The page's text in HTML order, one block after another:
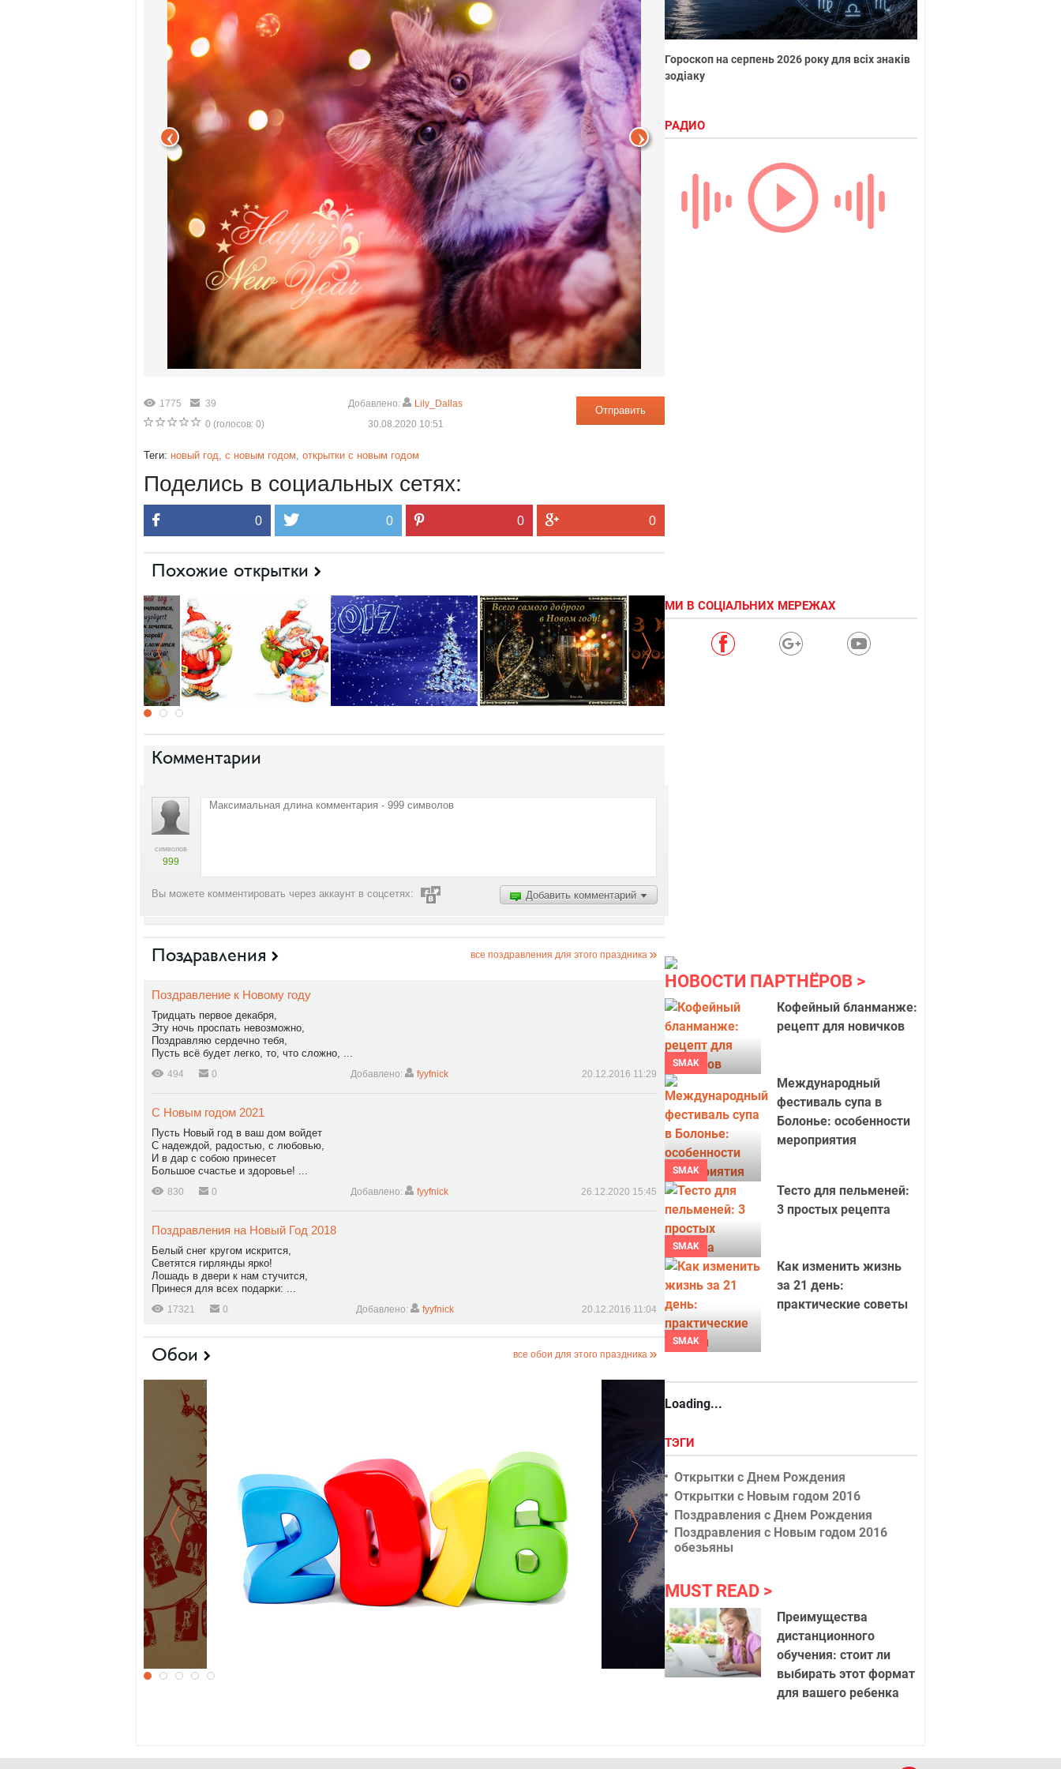
1775
39
0 (голосов: 0)
Отправить
Добавлено:
Lily_Dallas
30.08.2020 10:51
Теги: новый год, с новым годом, открытки с новым годом
Поделись в социальных сетях:
0 0 0 0
Похожие открытки
Комментарии
символов
999
Добавить комментарий
Вы можете комментировать через аккаунт в соцсетях:
Поздравления все поздравления для этого праздника
Поздравление к Новому году
Тридцать первое декабря,
Эту ночь проспать невозможно,
Поздравляю сердечно тебя,
Пусть всё будет легко, то, что сложно, ...
494 0 Добавлено: fyyfnick 20.12.2016 11:29
С Новым годом 2021
Пусть Новый год в ваш дом войдет
С надеждой, радостью, с любовью,
И в дар с собою принесет
Большое счастье и здоровье! ...
830 0 Добавлено: fyyfnick 26.12.2020 15:45
Поздравления на Новый Год 2018
Белый снег кругом искрится,
Светятся гирлянды ярко!
Лошадь в двери к нам стучится,
Принеся для всех подарки: ...
17321 0 Добавлено: fyyfnick 20.12.2016 11:04
Обои все обои для этого праздника
Яркие обои к Новому году 2016 С Новым годом 2016
Гороскоп на серпень 2026 року для всіх знаків
зодіаку
РАДИО
МИ В СОЦІАЛЬНИХ МЕРЕЖАХ
НОВОСТИ ПАРТНЁРОВ
SMAK
Кофейный бланманже:
рецепт для новичков
SMAK
Международный
фестиваль супа в
Болонье: особенности
мероприятия
SMAK
Тесто для пельменей:
3 простых рецепта
SMAK
Как изменить жизнь
за 21 день:
практические советы
Loading...
ТЭГИ
Открытки с Днем Рождения
Открытки с Новым годом 2016
Поздравления с Днем Рождения
Поздравления с Новым годом 2016
обезьяны
MUST READ
Преимущества
дистанционного
обучения: стоит ли
выбирать этот формат
для вашего ребенка